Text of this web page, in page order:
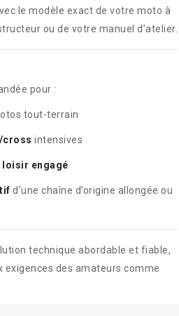
le modèle exact de votre moto à
ou de votre manuel d’atelier.
pour :
tout-terrain
cross intensives
engagé
d’une chaîne d’origine allongée ou
technique abordable et fiable,
des amateurs comme